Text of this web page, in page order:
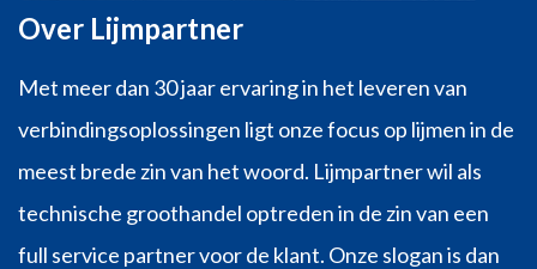
Over Lijmpartner
Met meer dan 30 jaar ervaring in het leveren van
verbindingsoplossingen ligt onze focus op lijmen in de
meest brede zin van het woord. Lijmpartner wil als
technische groothandel optreden in de zin van een
full service partner voor de klant. Onze slogan is dan